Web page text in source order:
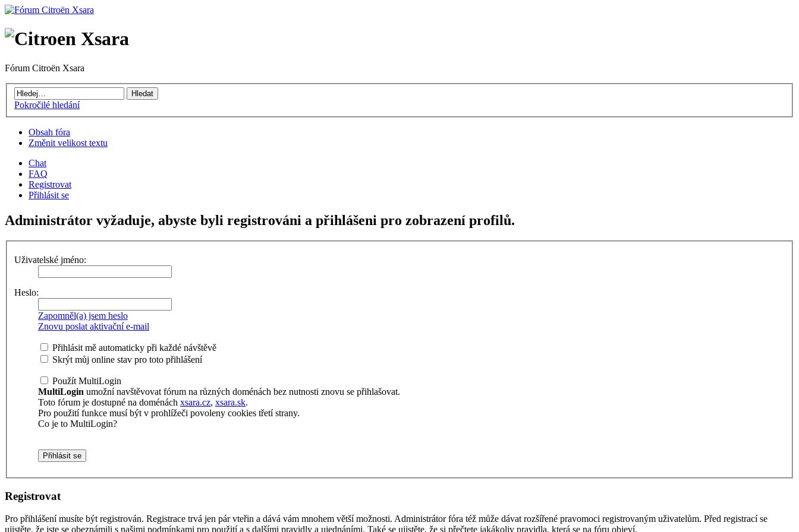
Fórum Citroën Xsara
Pokročilé hledání
Obsah fóra
Změnit velikost textu
Chat
FAQ
Registrovat
Přihlásit se
Administrátor vyžaduje, abyste byli registrováni a přihlášeni pro zobrazení profilů.
Uživatelské jméno:
Heslo:
Zapomněl(a) jsem heslo
Znovu poslat aktivační e-mail
Přihlásit mě automaticky při každé návštěvě
Skrýt můj online stav pro toto přihlášení
Použít MultiLogin
MultiLogin umožní navštěvovat fórum na různých doménách bez nutnosti znovu se přihlašovat.
Toto fórum je dostupné na doménách xsara.cz, xsara.sk.
Pro použití funkce musí být v prohlížeči povoleny cookies třetí strany.
Co je to MultiLogin?
Registrovat
Pro přihlášení musíte být registrován. Registrace trvá jen pár vteřin a dává vám mnohem větší možnosti. Administrátor fóra též může dávat rozšířené pravomoci registrovaným uživatelům. Před registrací se
ujistěte, že jste se obeznámili s našimi podmínkami pro použití a s dalšími pravidly a ujednáními. Také se ujistěte, že si přečtete jakákoliv pravidla, která se na fóru objeví.